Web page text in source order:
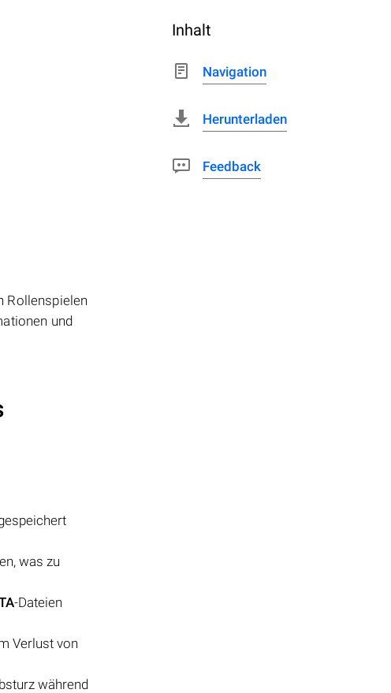
Rollenspielen
und
was zu
-Dateien
Verlust von
während
Inhalt
Navigation
Herunterladen
Feedback